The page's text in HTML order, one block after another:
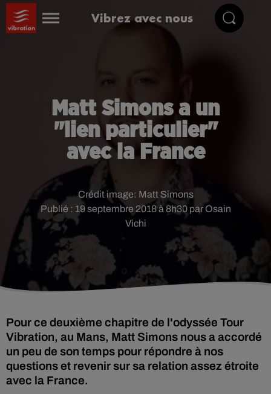
Vibrez avec nous
Matt Simons a un
"lien particulier"
avec la France
Publié : 19 septembre 2018 à 8h30 par Osain
Vichi
Crédit image: Matt Simons
Pour ce deuxième chapitre de l'odyssée Tour
Vibration, au Mans, Matt Simons nous a accordé
un peu de son temps pour répondre à nos
questions et revenir sur sa relation assez étroite
avec la France.